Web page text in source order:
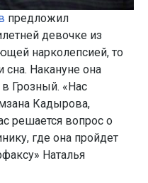
предложил
девочке из
нарколепсией, то
Накануне она
Грозный. «Нас
Кадырова,
решается вопрос о
где она пройдет
Наталья